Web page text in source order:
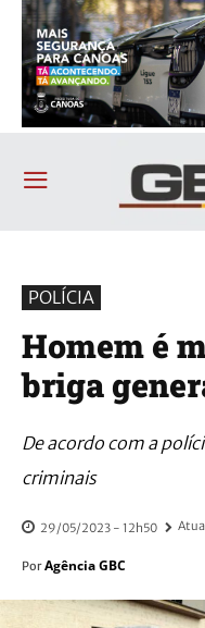
POLÍCIA
Homem é
briga
De acordo com a
criminais
29/05/2023 - 12h50
Por Agência GBC